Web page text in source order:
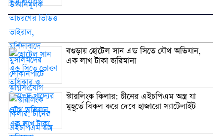
বগুড়ায় হোটেল সান এন্ড সিতে যৌথ অভিযান,
এক লাখ টাকা জরিমানা
স্টারলিংক কিলার: চীনের এইচপিএম অস্ত্র যা
মুহূর্তে বিকল করে দেবে হাজারো স্যাটেলাইট